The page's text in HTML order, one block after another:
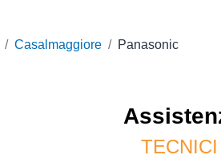
Casalmaggiore Panasonic